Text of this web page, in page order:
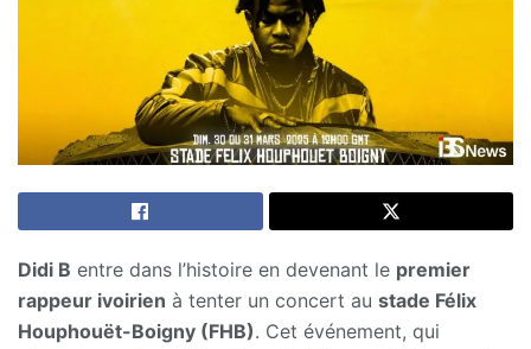
Didi B entre dans l’histoire en devenant le premier
rappeur ivoirien à tenter un concert au stade Félix
Houphouët-Boigny (FHB). Cet événement, qui